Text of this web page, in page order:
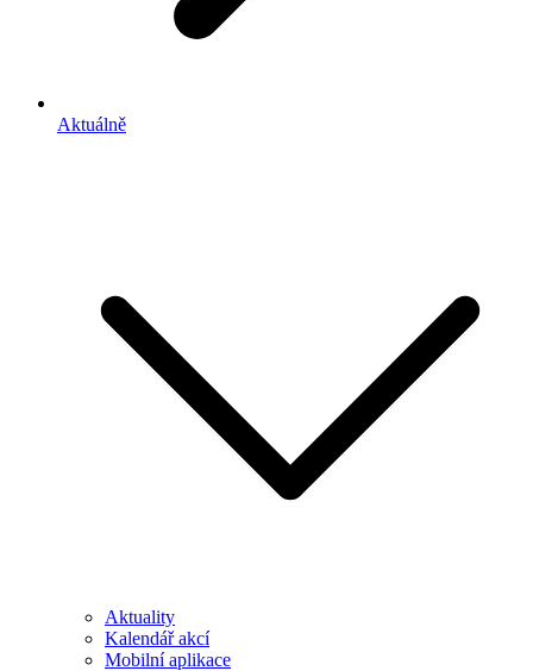
Aktuálně
Aktuality
Kalendář akcí
Mobilní aplikace